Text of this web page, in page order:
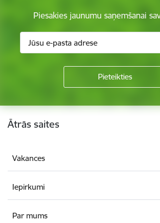
Piesakies jaunumu saņemšanai
Kājene
Ātrās saites
Vakances
Iepirkumi
Par mums